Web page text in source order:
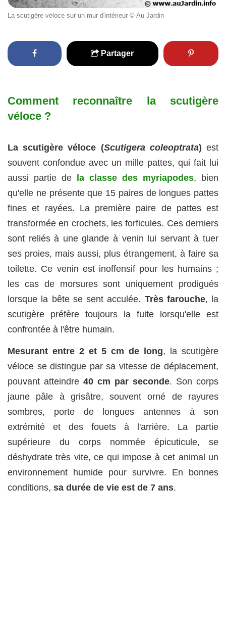
La scutigère véloce sur un mur d'intérieur © Au Jardin
Partager
Comment reconnaître la scutigère
véloce ?
La scutigère véloce (Scutigera coleoptrata) est
souvent confondue avec un mille pattes, qui fait lui
aussi partie de
la classe des myriapodes, bien
qu'elle ne présente que 15 paires de longues pattes
fines et rayées. La première paire de pattes est
transformée en crochets, les forficules. Ces derniers
sont reliés à une glande à venin lui servant à tuer
ses proies, mais aussi, plus étrangement, à faire sa
toilette. Ce venin est inoffensif pour les humains ;
les cas de morsures sont uniquement prodigués
lorsque la bête se sent acculée. Très farouche, la
scutigère préfère toujours la fuite lorsqu'elle est
confrontée à l'être humain.
Mesurant entre 2 et 5 cm de long, la scutigère
véloce se distingue par sa vitesse de déplacement,
pouvant atteindre 40 cm par seconde. Son corps
jaune pâle à grisâtre, souvent orné de rayures
sombres, porte de longues antennes à son
extrémité et des fouets à l'arrière. La partie
supérieure du corps nommée épicuticule, se
déshydrate très vite, ce qui impose à cet animal un
environnement humide pour survivre. En bonnes
conditions, sa durée de vie est de 7 ans.